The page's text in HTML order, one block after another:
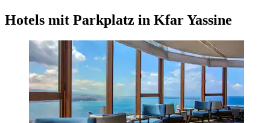
Hotels mit Parkplatz in Kfar Yassine